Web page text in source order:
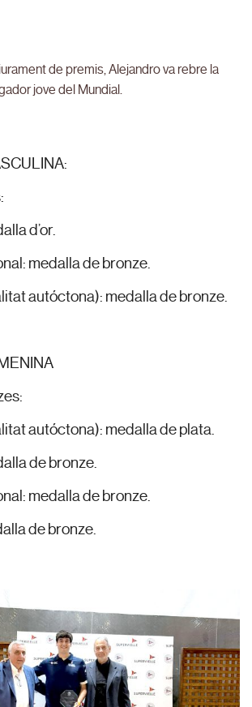
de premis, Alejandro va rebre la
jove del Mundial.
d’or.
medalla de bronze.
autóctona): medalla de bronze.
autóctona): medalla de plata.
de bronze.
medalla de bronze.
de bronze.